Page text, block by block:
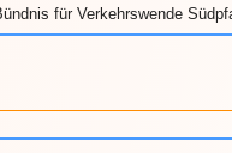
für Verkehrswende